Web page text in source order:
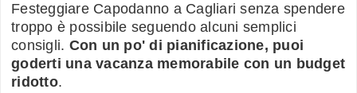
Festeggiare Capodanno a Cagliari senza spendere
troppo è possibile seguendo alcuni semplici
consigli. Con un po' di pianificazione, puoi
goderti una vacanza memorabile con un budget
ridotto.